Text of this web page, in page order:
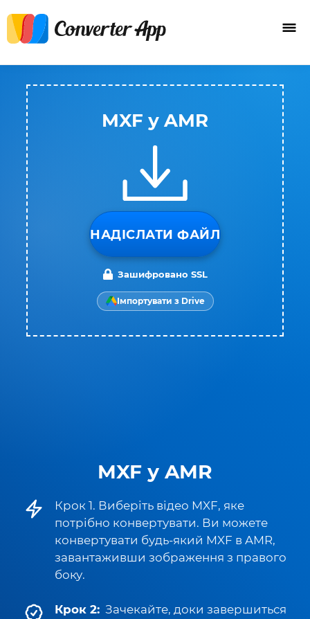
MXF у AMR
Крок 1. Виберіть відео MXF, яке
потрібно конвертувати. Ви можете
конвертувати будь-який MXF в AMR,
завантаживши зображення з правого
боку.
Крок 2: Зачекайте, доки завершиться
MXF у AMR
НАДІСЛАТИ ФАЙЛ
Зашифровано SSL
Імпортувати з Drive